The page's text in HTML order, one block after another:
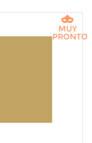
MUY
PRONTO